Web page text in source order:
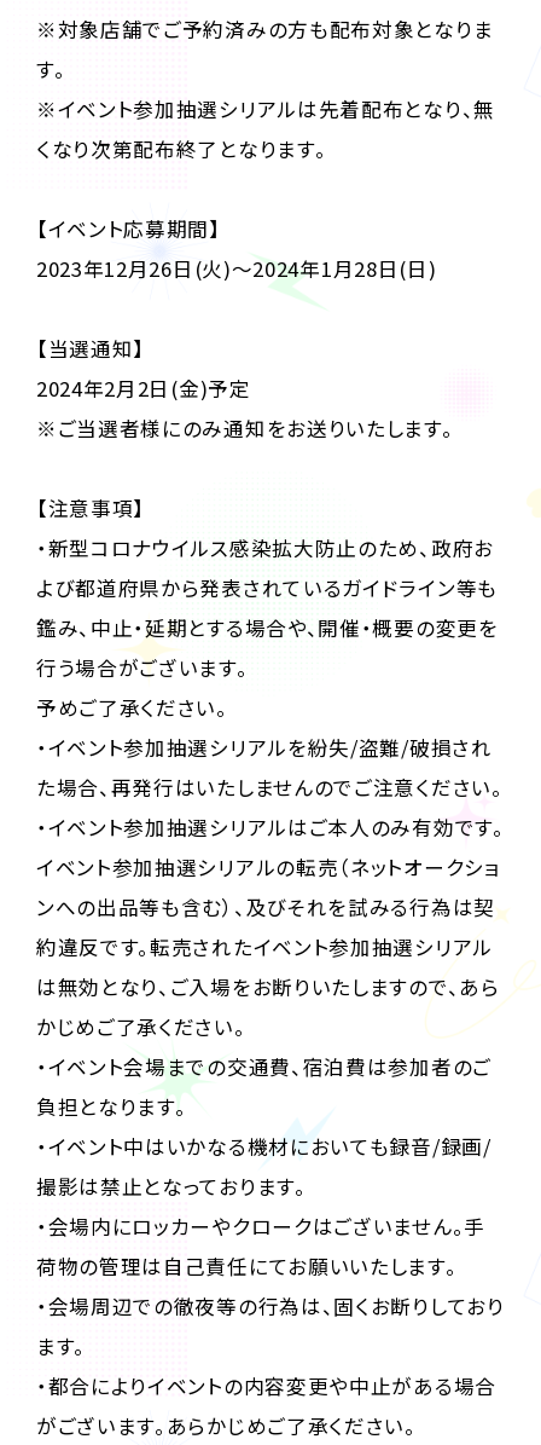
※対象店舗でご予約済みの方も配布対象となりま
す。
※イベント参加抽選シリアルは先着配布となり、無
くなり次第配布終了となります。
【イベント応募期間】
2023年12月26日(火)～2024年1月28日(日)
【当選通知】
2024年2月2日(金)予定
※ご当選者様にのみ通知をお送りいたします。
【注意事項】
・新型コロナウイルス感染拡大防止のため、政府お
よび都道府県から発表されているガイドライン等も
鑑み、中止・延期とする場合や、開催・概要の変更を
行う場合がございます。
予めご了承ください。
・イベント参加抽選シリアルを紛失/盗難/破損され
た場合、再発行はいたしませんのでご注意ください。
・イベント参加抽選シリアルはご本人のみ有効です。
イベント参加抽選シリアルの転売（ネットオークショ
ンへの出品等も含む）、及びそれを試みる行為は契
約違反です。転売されたイベント参加抽選シリアル
は無効となり、ご入場をお断りいたしますので、あら
かじめご了承ください。
・イベント会場までの交通費、宿泊費は参加者のご
負担となります。
・イベント中はいかなる機材においても録音/録画/
撮影は禁止となっております。
・会場内にロッカーやクロークはございません。手
荷物の管理は自己責任にてお願いいたします。
・会場周辺での徹夜等の行為は、固くお断りしており
ます。
・都合によりイベントの内容変更や中止がある場合
がございます。あらかじめご了承ください。